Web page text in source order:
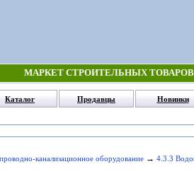
МАРКЕТ СТРОИТЕЛЬНЫХ ТОВАРОВ
Каталог Продавцы Новинки
канализационное оборудование → 4.3.3